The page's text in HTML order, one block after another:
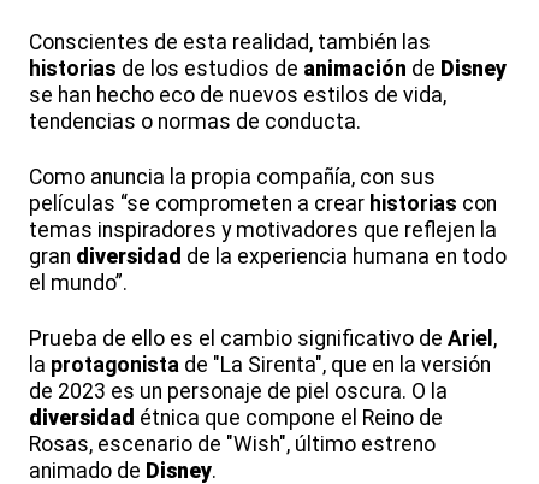
Conscientes de esta realidad, también las
historias de los estudios de animación de Disney
se han hecho eco de nuevos estilos de vida,
tendencias o normas de conducta.
Como anuncia la propia compañía, con sus
películas “se comprometen a crear historias con
temas inspiradores y motivadores que reflejen la
gran diversidad de la experiencia humana en todo
el mundo”.
Prueba de ello es el cambio significativo de Ariel ,
la protagonista de "La Sirenta", que en la versión
de 2023 es un personaje de piel oscura. O la
diversidad étnica que compone el Reino de
Rosas, escenario de "Wish", último estreno
animado de Disney.